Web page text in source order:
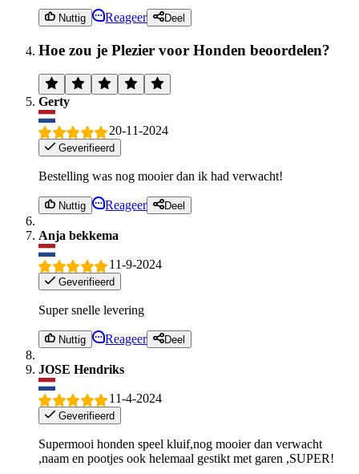
Nuttig Reageer Deel
Hoe zou je Plezier voor Honden beoordelen?
Gerty
20-11-2024
Geverifieerd
Bestelling was nog mooier dan ik had verwacht!
Nuttig Reageer Deel
Anja bekkema
11-9-2024
Geverifieerd
Super snelle levering
Nuttig Reageer Deel
JOSE Hendriks
11-4-2024
Geverifieerd
Supermooi honden speel kluif,nog mooier dan verwacht
,naam en pootjes ook helemaal gestikt met garen ,SUPER!